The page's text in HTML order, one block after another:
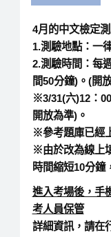
4月的中文檢定
1.測驗地點：一
2.測驗時間：每
間50分鐘)。(開
※3/31(六)12：
開放為準)。
※參考題庫已經
※由於改為線上
時間縮短10分鐘
進入考場後，手
考人員保管
詳細資訊，請在